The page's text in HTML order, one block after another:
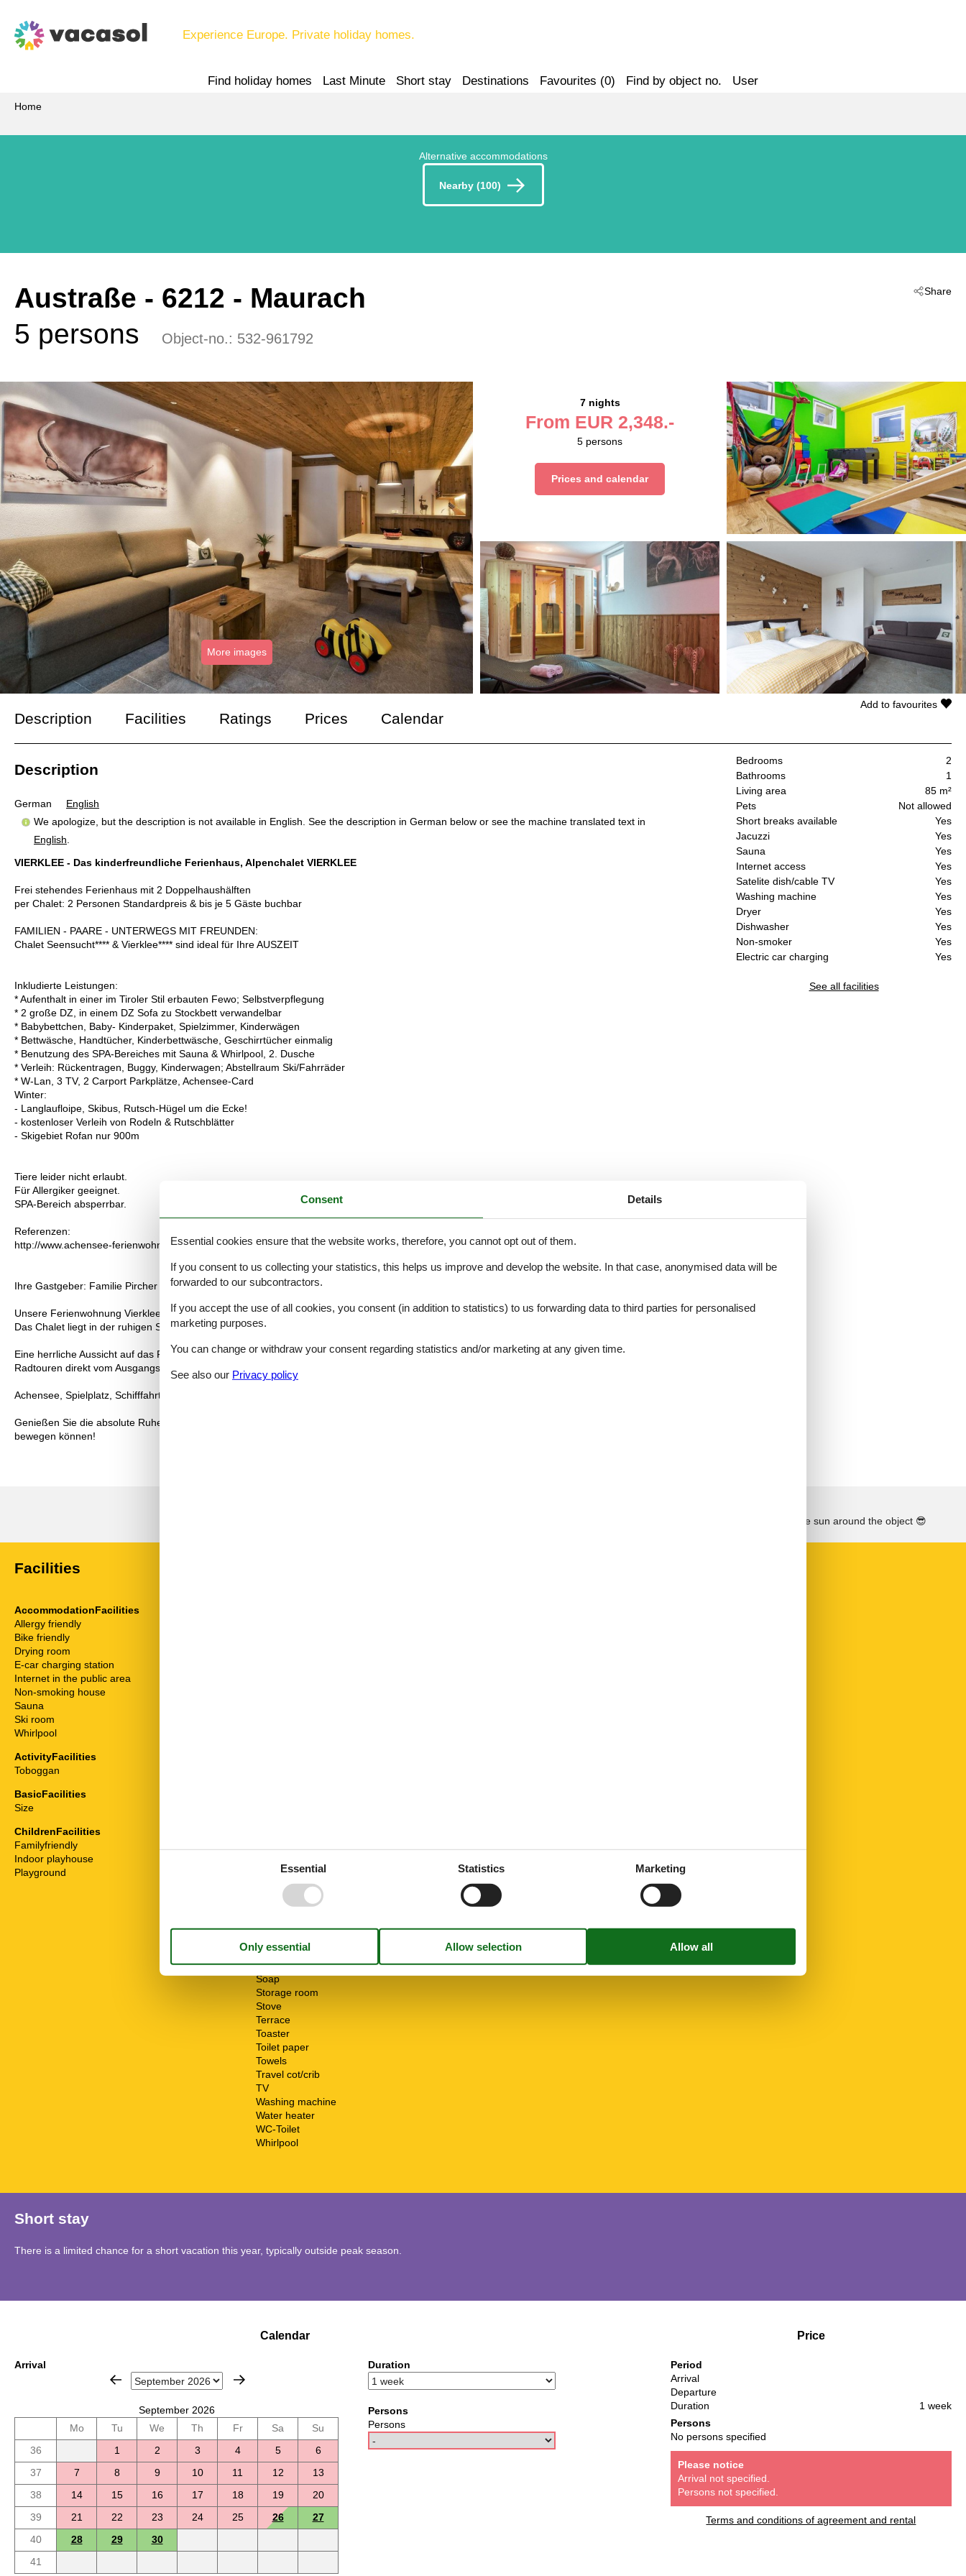
Experience Europe. Private holiday homes.
Find holiday homes Last Minute Short stay Destinations Favourites (0) Find by object no. User
Home
Alternative accommodations
Nearby (100)
Share
Austraße - 6212 - Maurach
5 persons
Object-no.: 532-961792
More images
7 nights
From EUR 2,348.-
5 persons
Prices and calendar
Description Facilities Ratings Prices Calendar
Bedrooms
2
Bathrooms
1
Living area
85 m²
Pets
Not allowed
Short breaks available
Yes
Jacuzzi
Yes
Sauna
Yes
Internet access
Yes
Satelite dish/cable TV
Yes
Washing machine
Yes
Dryer
Yes
Dishwasher
Yes
Non-smoker
Yes
Electric car charging
Yes
See all facilities
Add to favourites
Description
German
English
We apologize, but the description is not available in English. See the description in German below or see the machine translated text in
English.
VIERKLEE - Das kinderfreundliche Ferienhaus, Alpenchalet VIERKLEE
Frei stehendes Ferienhaus mit 2 Doppelhaushälften
per Chalet: 2 Personen Standardpreis & bis je 5 Gäste buchbar
FAMILIEN - PAARE - UNTERWEGS MIT FREUNDEN:
Chalet Seensucht**** & Vierklee**** sind ideal für Ihre AUSZEIT
Inkludierte Leistungen:
* Aufenthalt in einer im Tiroler Stil erbauten Fewo; Selbstverpflegung
* 2 große DZ, in einem DZ Sofa zu Stockbett verwandelbar
* Babybettchen, Baby- Kinderpaket, Spielzimmer, Kinderwägen
* Bettwäsche, Handtücher, Kinderbettwäsche, Geschirrtücher einmalig
* Benutzung des SPA-Bereiches mit Sauna & Whirlpool, 2. Dusche
* Verleih: Rückentragen, Buggy, Kinderwagen; Abstellraum Ski/Fahrräder
* W-Lan, 3 TV, 2 Carport Parkplätze, Achensee-Card
Winter:
- Langlaufloipe, Skibus, Rutsch-Hügel um die Ecke!
- kostenloser Verleih von Rodeln & Rutschblätter
- Skigebiet Rofan nur 900m
Tiere leider nicht erlaubt.
Für Allergiker geeignet.
SPA-Bereich absperrbar.
Referenzen:
http://www.achensee-ferienwohnung.at/kontakt/gastebuch/
Ihre Gastgeber: Familie Pircher
Unsere Ferienwohnung Vierklee ist großzügig gebaut mit 85m² und ebenerdig!
Das Chalet liegt in der ruhigen Siedlung „Lärchenwiese“ und ist etwa 8 Gehminuten vom Ortskern Maurach und vom Achensee entfernt.
Eine herrliche Aussicht auf das Rofan-Gebirge erwartet Sie von der jeweils 55m² großen Dachterrasse! Freuen Sie sich auf Wanderungen oder
Radtouren direkt vom Ausgangspunkt des Chalet Vierklee.
Achensee, Spielplatz, Schifffahrt, Zahnradbahn, Traktormuseum in der Nähe.
Genießen Sie die absolute Ruhelage am Rande des Naturschutzgebietes Karwendel und freuen sie sich mit Ihren Kindern die sich hier frei
bewegen können!
See the course of the sun around the object 😎
Facilities
AccommodationFacilities
Allergy friendly
Bike friendly
Drying room
E-car charging station
Internet in the public area
Non-smoking house
Sauna
Ski room
Whirlpool
ActivityFacilities
Toboggan
BasicFacilities
Size
ChildrenFacilities
Familyfriendly
Indoor playhouse
Playground
On the ground
Running water
Separate kitchen
Shower/toilet
Soap
Storage room
Stove
Terrace
Toaster
Toilet paper
Towels
Travel cot/crib
TV
Washing machine
Water heater
WC-Toilet
Whirlpool
Short stay
There is a limited chance for a short vacation this year, typically outside peak season.
Calendar
Arrival
September 2026
Mo
Tu We Th Fr Sa
Su
36
1 2 3 4 5
6
37
7 8 9 10 11 12
13
38
14 15 16 17 18 19
20
39
21 22 23 24 25 26
27
40
28 29
30
41
Duration
Persons
Persons
Price
Period
Arrival
Departure
Duration
1 week
Persons
No persons specified
Please notice
Arrival not specified.
Persons not specified.
Terms and conditions of agreement and rental
Consent Details
Essential cookies ensure that the website works, therefore, you cannot opt out of them.
If you consent to us collecting your statistics, this helps us improve and develop the website. In that case, anonymised data will be
forwarded to our subcontractors.
If you accept the use of all cookies, you consent (in addition to statistics) to us forwarding data to third parties for personalised
marketing purposes.
You can change or withdraw your consent regarding statistics and/or marketing at any given time.
See also our Privacy policy
Essential Statistics Marketing